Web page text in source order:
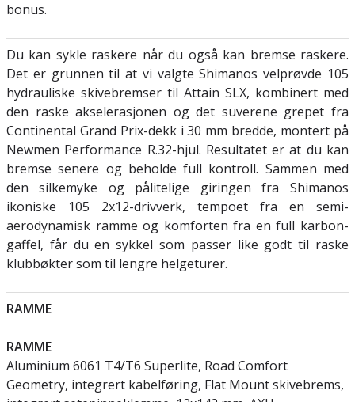
bonus.
Du kan sykle raskere når du også kan bremse raskere.
Det er grunnen til at vi valgte Shimanos velprøvde 105
hydrauliske skivebremser til Attain SLX, kombinert med
den raske akselerasjonen og det suverene grepet fra
Continental Grand Prix-dekk i 30 mm bredde, montert på
Newmen Performance R.32-hjul. Resultatet er at du kan
bremse senere og beholde full kontroll. Sammen med
den silkemyke og pålitelige giringen fra Shimanos
ikoniske 105 2x12-drivverk, tempoet fra en semi-
aerodynamisk ramme og komforten fra en full karbon-
gaffel, får du en sykkel som passer like godt til raske
klubbøkter som til lengre helgeturer.
RAMME
RAMME
Aluminium 6061 T4/T6 Superlite, Road Comfort
Geometry, integrert kabelføring, Flat Mount skivebrems,